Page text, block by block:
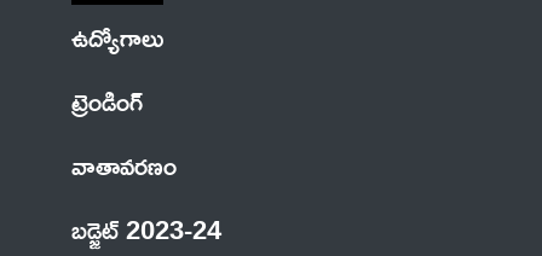
ఉద్యోగాలు
ట్రెండింగ్
వాతావరణం
బడ్జెట్ 2023-24